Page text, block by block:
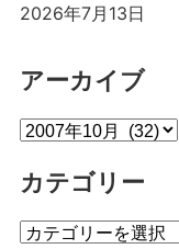
2026年7月13日
アーカイブ
ア
カ
ブ
カテゴリー
カ